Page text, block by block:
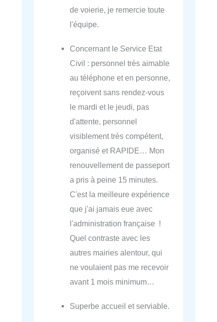
de voierie, je remercie toute
l'équipe.
Concernant le Service Etat
Civil : personnel très aimable
au téléphone et en personne,
reçoivent sans rendez-vous
le mardi et le jeudi, pas
d'attente, personnel
visiblement très compétent,
organisé et RAPIDE… Mon
renouvellement de passeport
a pris à peine 15 minutes.
C'est la meilleure expérience
que j'ai jamais eue avec
l'administration française !
Quel contraste avec les
autres mairies alentour, qui
ne voulaient pas me recevoir
avant 1 mois minimum…
Superbe accueil et serviable.